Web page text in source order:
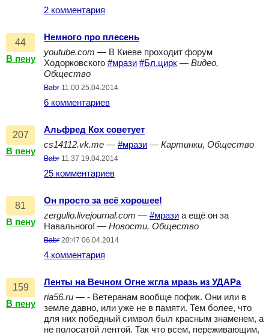
2 комментария
44
В пену
Немного про плесень
youtube.com — В Киеве проходит форум
Ходорковского #мрази #Бл.цирк — Видео,
Общество
Babr 11:00 25.04.2014
6 комментариев
207
В пену
Альфред Кох советует
cs14112.vk.me — #мрази — Картинки, Общество
Babr 11:37 19.04.2014
25 комментариев
81
В пену
Он просто за всё хорошее!
zergulio.livejournal.com — #мрази а ещё он за
Навального! — Новости, Общество
Babr 20:47 06.04.2014
4 комментария
159
В пену
Ленты на Вечном Огне жгла мразь из УДАРа
ria56.ru — - Ветеранам вообще пофик. Они или в
земле давно, или уже не в памяти. Тем более, что
для них победный символ был красным знаменем, а
не полосатой лентой. Так что всем, переживающим,